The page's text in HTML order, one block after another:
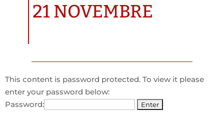
21 NOVEMBRE
This content is password protected. To view it please
enter your password below:
Password: